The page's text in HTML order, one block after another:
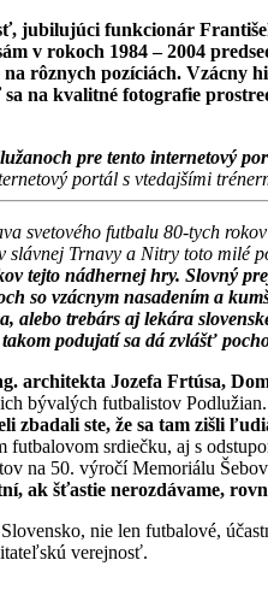
jubilujúci funkcionár
v rokoch 1984 – 2004
rôznych pozíciách.
na kvalitné fotografie
portál s vtedajšími
svetového futbalu 80-tych
Trnavy a Nitry toto milé
tejto nádhernej hry. Slovný
so vzácnym nasadením a
alebo trebárs aj lekára
podujatí sa dá zvlášť
architekta Jozefa Frtúsa,
bývalých futbalistov
zbadali ste, že sa tam
futbalovom srdiečku, aj s
na 50. výročí Memoriálu
ak šťastie nerozdávame,
nie len futbalové,
verejnosť.